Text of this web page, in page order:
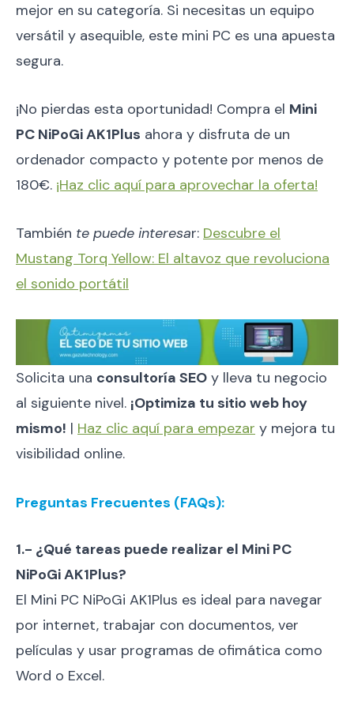
mejor en su categoría. Si necesitas un equipo
versátil y asequible, este mini PC es una apuesta
segura.
¡No pierdas esta oportunidad! Compra el Mini
PC NiPoGi AK1Plus ahora y disfruta de un
ordenador compacto y potente por menos de
180€. ¡Haz clic aquí para aprovechar la oferta!
También te puede interesar: Descubre el
Mustang Torq Yellow: El altavoz que revoluciona
el sonido portátil
Solicita una consultoría SEO y lleva tu negocio
al siguiente nivel. ¡Optimiza tu sitio web hoy
mismo! | Haz clic aquí para empezar y mejora tu
visibilidad online.
Preguntas Frecuentes (FAQs):
1.- ¿Qué tareas puede realizar el Mini PC
NiPoGi AK1Plus?
El Mini PC NiPoGi AK1Plus es ideal para navegar
por internet, trabajar con documentos, ver
películas y usar programas de ofimática como
Word o Excel.